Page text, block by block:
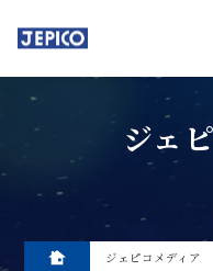
ジェ
ジェピコメディア